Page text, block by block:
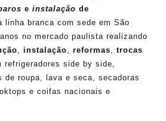
e instalação de
linha branca com sede em São
no mercado paulista realizando
instalação reformas
trocas
refrigeradores side by side,
de roupa, lava e seca, secadoras
e coifas nacionais e